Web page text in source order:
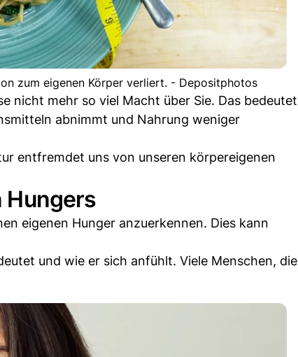
zum eigenen Körper verliert. - Depositphotos
nicht mehr so viel Macht über Sie. Das bedeutet
abnimmt und Nahrung weniger
entfremdet uns von unseren körpereigenen
Hungers
eigenen Hunger anzuerkennen. Dies kann
und wie er sich anfühlt. Viele Menschen, die